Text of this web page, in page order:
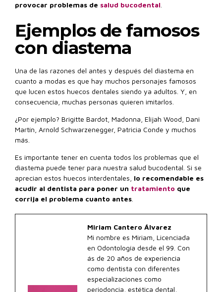
provocar problemas de salud bucodental.
Ejemplos de famosos
con diastema
Una de las razones del antes y después del diastema en
cuanto a modas es que hay muchos personajes famosos
que lucen estos huecos dentales siendo ya adultos. Y, en
consecuencia, muchas personas quieren imitarlos.
¿Por ejemplo? Brigitte Bardot, Madonna, Elijah Wood, Dani
Martín, Arnold Schwarzenegger, Patricia Conde y muchos
más.
Es importante tener en cuenta todos los problemas que el
diastema puede tener para nuestra salud bucodental. Si se
aprecian estos huecos interdentales, lo recomendable es
acudir al dentista para poner un tratamiento que
corrija el problema cuanto antes
Miriam Cantero Álvarez
Mi nombre es Miriam, Licenciada
en Odontología desde el 99. Con
ás de 20 años de experiencia
como dentista con diferentes
especializaciones como
periodoncia, estética dental,